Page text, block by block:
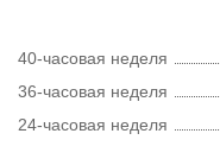
40-часовая неделя
36-часовая неделя
24-часовая неделя